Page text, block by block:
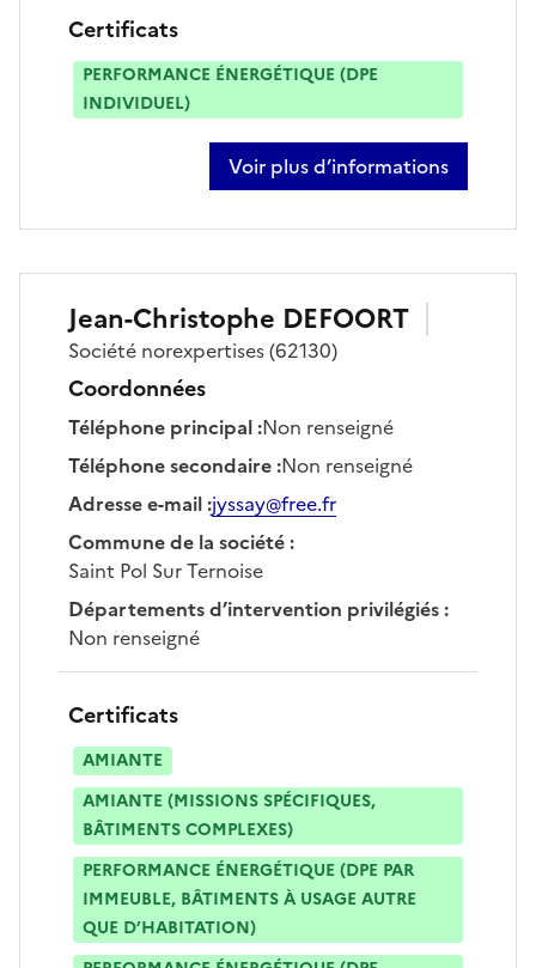
Certificats
PERFORMANCE ÉNERGÉTIQUE (DPE
INDIVIDUEL)
Voir plus d’informations
sur christophe offre
Jean-Christophe DEFOORT
Société norexpertises(62130)
Coordonnées
Téléphone principal:Non renseigné
Téléphone secondaire:Non renseigné
Adresse e-mail:jyssay@free.fr
Commune de la société:
Saint Pol Sur Ternoise
Départements d’intervention privilégiés:
Non renseigné
Certificats
AMIANTE
AMIANTE (MISSIONS SPÉCIFIQUES,
BÂTIMENTS COMPLEXES)
PERFORMANCE ÉNERGÉTIQUE (DPE PAR
IMMEUBLE, BÂTIMENTS À USAGE AUTRE
QUE D’HABITATION)